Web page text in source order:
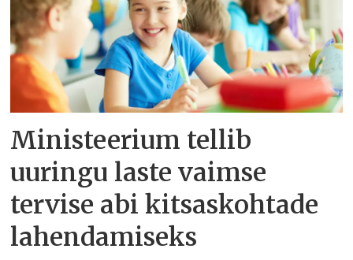
Ministeerium tellib
uuringu laste vaimse
tervise abi kitsaskohtade
lahendamiseks